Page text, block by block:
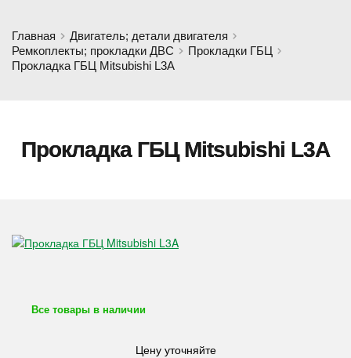
Главная
Двигатель; детали двигателя
Ремкоплекты; прокладки ДВС
Прокладки ГБЦ
Прокладка ГБЦ Mitsubishi L3A
Прокладка ГБЦ Mitsubishi L3A
Все товары в наличии
Цену уточняйте